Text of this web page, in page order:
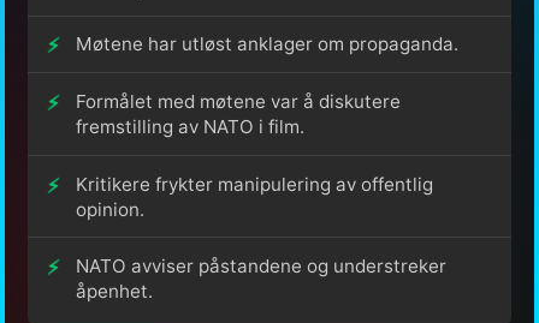
Møtene har utløst anklager om propaganda.
Formålet med møtene var å diskutere
fremstilling av NATO i film.
Kritikere frykter manipulering av offentlig
opinion.
NATO avviser påstandene og understreker
åpenhet.